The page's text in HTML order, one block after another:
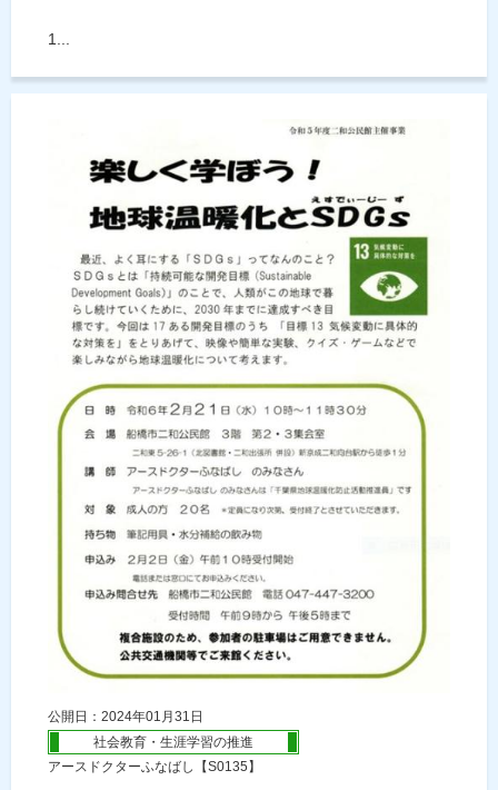
1...
公開日：2024年01月31日
社会教育・生涯学習の推進
アースドクターふなばし【S0135】